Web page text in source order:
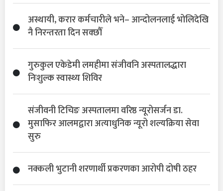
अस्थायी, करार कर्मचारीले भने– आन्दोलनलाई भोलिदेखि
नै निरन्तरता दिन सक्छौँ
गुरुकुल एकेडेमी लमहीमा संजीवनि अस्पतालद्धारा
निःशुल्क स्वास्थ्य शिविर
संजीवनी टिचिङ अस्पतालमा वरिष्ठ न्यूरोसर्जन डा.
मुसाफिर आलमद्वारा अत्याधुनिक न्यूरो शल्यक्रिया सेवा
सुरु
नक्कली भुटानी शरणार्थी प्रकरणका आरोपी दोषी ठहर